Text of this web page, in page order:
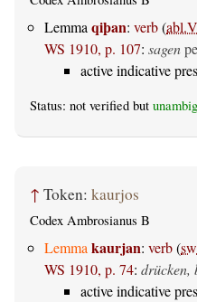
Lemma qiþan: verb(
WS 1910, p. 107: sagen
active indicative
Status: not verified but
↑ Token: kaurjos
Codex Ambrosianus B
Lemmakaurjan: verb(
WS 1910, p. 74: drücken,
active indicative